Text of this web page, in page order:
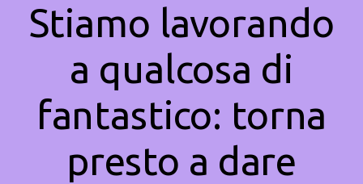
Stiamo lavorando
a qualcosa di
fantastico: torna
presto a dare